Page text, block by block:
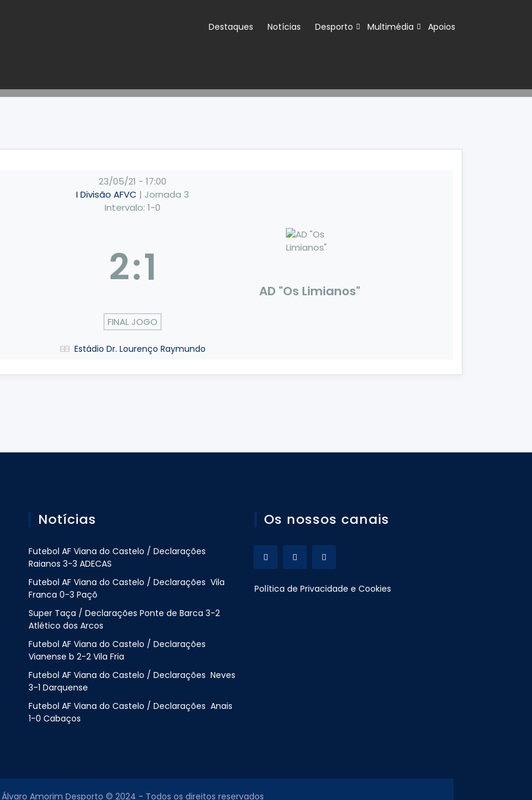
Destaques Notícias Desporto Multimédia Apoios
23/05/21 - 17:00
I Divisão AFVC | Jornada 3
Intervalo: 1-0
2:1 AD "Os Limianos"
FINAL JOGO
Estádio Dr. Lourenço Raymundo
Notícias
Futebol AF Viana do Castelo / Declarações
Raianos 3-3 ADECAS
Futebol AF Viana do Castelo / Declarações Vila
Franca 0-3 Paçõ
Super Taça / Declarações Ponte de Barca 3-2
Atlético dos Arcos
Futebol AF Viana do Castelo / Declarações
Vianense b 2-2 Vila Fria
Futebol AF Viana do Castelo / Declarações Neves
3-1 Darquense
Futebol AF Viana do Castelo / Declarações Anais
1-0 Cabaços
Os nossos canais
Política de Privacidade e Cookies
Álvaro Amorim Desporto © 2024 - Todos os direitos reservados